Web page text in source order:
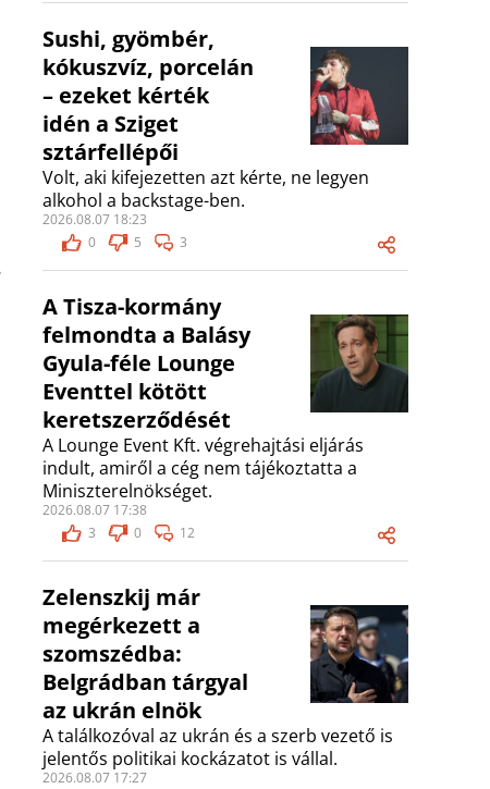
Sushi, gyömbér,
kókuszvíz, porcelán
– ezeket kérték
idén a Sziget
sztárfellépői
Volt, aki kifejezetten azt kérte, ne legyen
alkohol a backstage-ben.
2026.08.07 18:23
0
5 3
A Tisza-kormány
felmondta a Balásy
Gyula-féle Lounge
Eventtel kötött
keretszerződését
A Lounge Event Kft. végrehajtási eljárás
indult, amiről a cég nem tájékoztatta a
Miniszterelnökséget.
2026.08.07 17:38
3
0 12
Zelenszkij már
megérkezett a
szomszédba:
Belgrádban tárgyal
az ukrán elnök
A találkozóval az ukrán és a szerb vezető is
jelentős politikai kockázatot is vállal.
2026.08.07 17:27